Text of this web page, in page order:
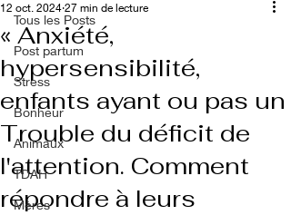
Tous les Posts
Post partum
Stress
Bonheur
Animaux
TDAH
Mères
« Anxiété,
hypersensibilité,
enfants ayant ou pas un
Trouble du déficit de
l'attention. Comment
répondre à leurs
12 oct. 2024 27 min de lecture